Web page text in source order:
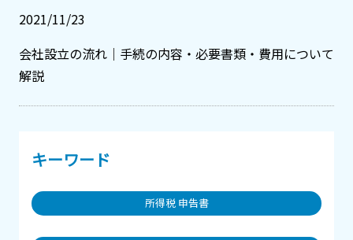
2021/11/23
会社設立の流れ｜手続の内容・必要書類・費用について
解説
キーワード
所得税 申告書